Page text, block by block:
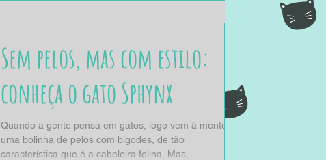
Sem pelos, mas com estilo:
conheça o gato Sphynx
Quando a gente pensa em gatos, logo vem à mente
uma bolinha de pelos com bigodes, de tão
característica que é a cabeleira felina. Mas,...